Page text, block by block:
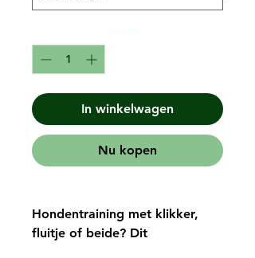
In winkelwagen
Nu kopen
Hondentraining met klikker,
fluitje of beide? Dit